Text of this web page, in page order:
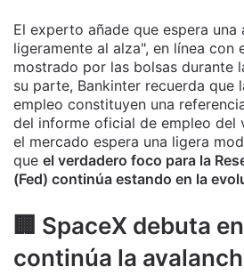
El experto añade que espera una
ligeramente al alza", en línea con
mostrado por las bolsas durante
su parte, Bankinter recuerda que
empleo constituyen una
del informe oficial de empleo del
el mercado espera una ligera
que el verdadero foco para la
(Fed) continúa estando en la
🏢 SpaceX debuta
continúa la